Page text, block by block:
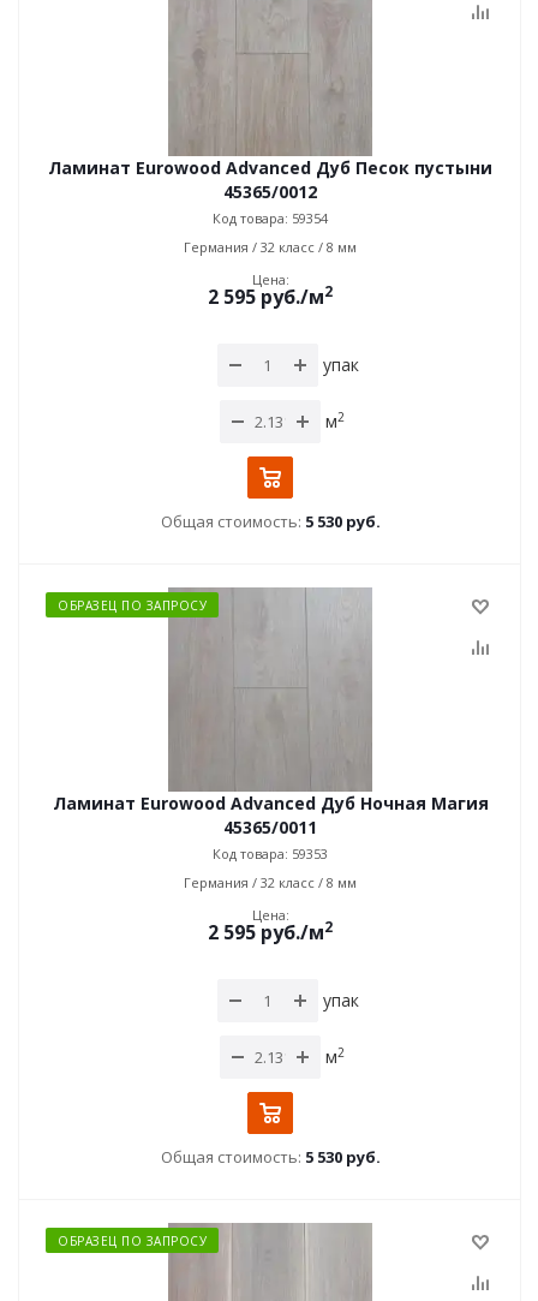
Ламинат Eurowood Advanced Дуб Песок пустыни
45365/0012
Код товара: 59354
Германия / 32 класс / 8 мм
Цена:
2 595 руб./м2
упак
м2
Общая стоимость: 5 530 руб.
ОБРАЗЕЦ ПО ЗАПРОСУ
Ламинат Eurowood Advanced Дуб Ночная Магия
45365/0011
Код товара: 59353
Германия / 32 класс / 8 мм
Цена:
2 595 руб./м2
упак
м2
Общая стоимость: 5 530 руб.
ОБРАЗЕЦ ПО ЗАПРОСУ